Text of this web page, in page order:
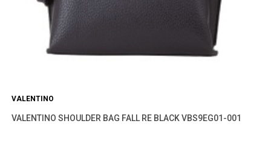
VALENTINO
VALENTINO SHOULDER BAG FALL RE BLACK VBS9EG01-001